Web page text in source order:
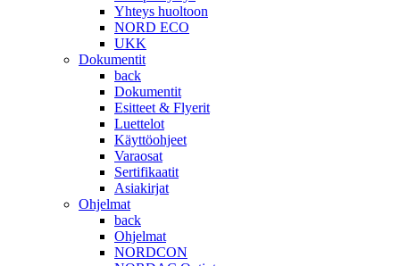
Yhteys huoltoon
NORD ECO
UKK
Dokumentit
back
Dokumentit
Esitteet & Flyerit
Luettelot
Käyttöohjeet
Varaosat
Sertifikaatit
Asiakirjat
Ohjelmat
back
Ohjelmat
NORDCON